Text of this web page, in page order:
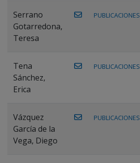
Serrano
Gotarredona,
Teresa
PUBLICACIONES
Tena
Sánchez,
Erica
PUBLICACIONES
Vázquez
García de la
Vega, Diego
PUBLICACIONES